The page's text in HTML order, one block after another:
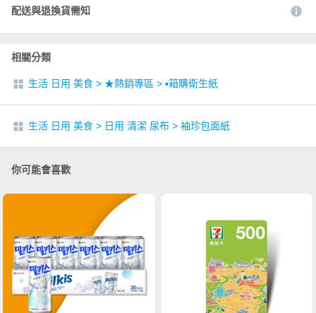
配送與退換貨需知
相關分類
生活 日用 美食 > ★熱銷專區 > ▪︎箱購衛生紙
生活 日用 美食 > 日用 清潔 尿布 > 袖珍包面紙
你可能會喜歡